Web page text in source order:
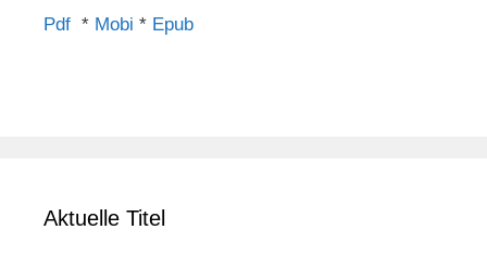
Pdf * Mobi * Epub
Aktuelle Titel